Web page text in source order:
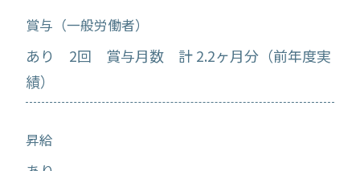
賞与（一般労働者）
あり 2回 賞与月数 計 2.2ヶ月分（前年度実
績）
昇給